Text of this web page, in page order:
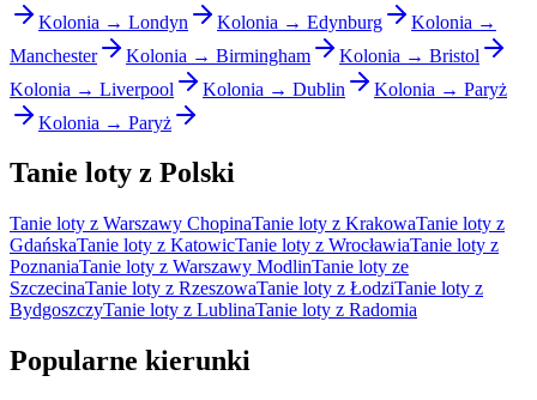
Kolonia → Londyn
Kolonia → Edynburg
Kolonia →
Manchester
Kolonia → Birmingham
Kolonia → Bristol
Kolonia → Liverpool
Kolonia → Dublin
Kolonia → Paryż
Kolonia → Paryż
Tanie loty z Polski
Tanie loty z Warszawy ChopinaTanie loty z KrakowaTanie loty z
GdańskaTanie loty z KatowicTanie loty z WrocławiaTanie loty z
PoznaniaTanie loty z Warszawy ModlinTanie loty ze
SzczecinaTanie loty z RzeszowaTanie loty z ŁodziTanie loty z
BydgoszczyTanie loty z LublinaTanie loty z Radomia
Popularne kierunki